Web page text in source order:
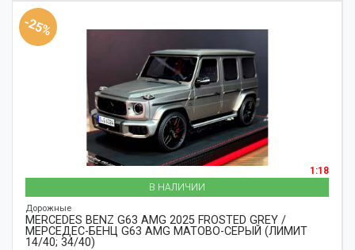
-25%
1:18
В НАЛИЧИИ
Дорожные
MERCEDES BENZ G63 AMG 2025 FROSTED GREY /
МЕРСЕДЕС-БЕНЦ G63 AMG МАТОВО-СЕРЫЙ (ЛИМИТ
14/40; 34/40)